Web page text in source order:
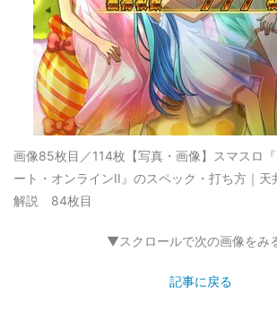
画像85枚目／114枚 【写真・画像】スマスロ
ート・オンラインII』のスペック・打ち方｜天
解説 84枚目
▼スクロールで次の画像をみ
記事に戻る